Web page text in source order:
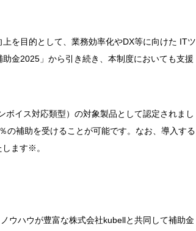
を目的として、業務効率化やDX等に向けた ITツ
金2025」から引き続き、本制度においても支援
イス対応類型）の対象製品として認定されまし
の補助を受けることが可能です。なお、導入する
ます※。
ウハウが豊富な株式会社kubellと共同して補助金